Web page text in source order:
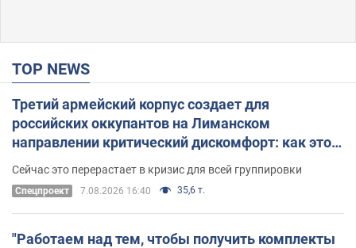
TOP NEWS
Третий армейский корпус создает для
российских оккупантов на Лиманском
направлении критический дискомфорт: как это
удалось
Сейчас это перерастает в кризис для всей группировки
Спецпроект 7.08.2026 16:40 35,6 т.
"Работаем над тем, чтобы получить комплекты